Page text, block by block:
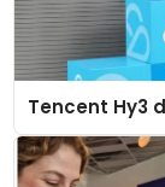
Tencent Hy3